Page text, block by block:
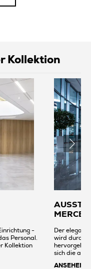
Kollektion
-
Personal.
Kollektion
Der
wird durch
sich die
ANSEHEN